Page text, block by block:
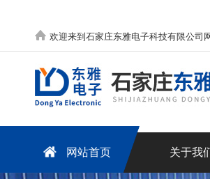
欢迎来到石家庄东雅电子科技有限公司
网站首页 关于我